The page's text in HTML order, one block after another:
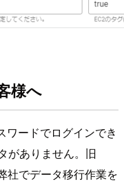
様へ
ワードでログインでき
がありません。旧
社でデータ移行作業を